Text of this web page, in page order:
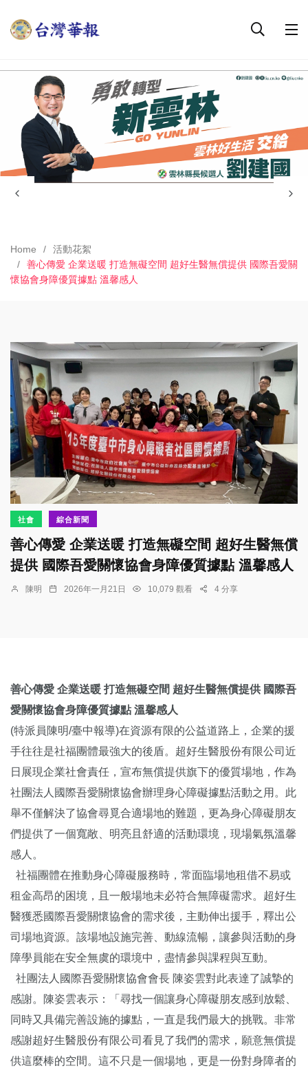
Home
活動花絮
善心傳愛 企業送暖 打造無礙空間 超好生醫無償提供 國際吾愛關
懷協會身障優質據點 溫馨感人
社會 綜合新聞
善心傳愛 企業送暖 打造無礙空間 超好生醫無償
提供 國際吾愛關懷協會身障優質據點 溫馨感人
陳明 2026年一月21日 10,079 觀看 4 分享
善心傳愛 企業送暖 打造無礙空間 超好生醫無償提供 國際吾
愛關懷協會身障優質據點 溫馨感人
(特派員陳明/臺中報導)在資源有限的公益道路上，企業的援
手往往是社福團體最強大的後盾。超好生醫股份有限公司近
日展現企業社會責任，宣布無償提供旗下的優質場地，作為
社團法人國際吾愛關懷協會辦理身心障礙據點活動之用。此
舉不僅解決了協會尋覓合適場地的難題，更為身心障礙朋友
們提供了一個寬敞、明亮且舒適的活動環境，現場氣氛溫馨
感人。
社福團體在推動身心障礙服務時，常面臨場地租借不易或
租金高昂的困境，且一般場地未必符合無障礙需求。超好生
醫獲悉國際吾愛關懷協會的需求後，主動伸出援手，釋出公
司場地資源。該場地設施完善、動線流暢，讓參與活動的身
障學員能在安全無虞的環境中，盡情參與課程與互動。
社團法人國際吾愛關懷協會會長 陳姿雲對此表達了誠摯的
感謝。陳姿雲表示：「尋找一個讓身心障礙朋友感到放鬆、
同時又具備完善設施的據點，一直是我們最大的挑戰。非常
感謝超好生醫股份有限公司看見了我們的需求，願意無償提
供這麼棒的空間。這不只是一個場地，更是一份對身障者的